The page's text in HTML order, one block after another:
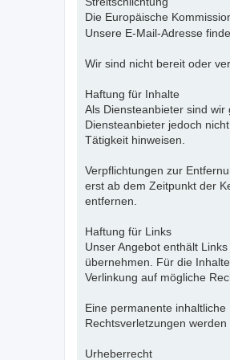
Die Europäische
Unsere E-Mail-Adresse
Wir sind nicht bereit oder
Haftung für Inhalte
Als Diensteanbieter sind
Diensteanbieter jedoch
Tätigkeit hinweisen.
Verpflichtungen zur
erst ab dem Zeitpunkt der
entfernen.
Haftung für Links
Unser Angebot enthält
übernehmen. Für die
Verlinkung auf mögliche
Eine permanente
Rechtsverletzungen
Urheberrecht